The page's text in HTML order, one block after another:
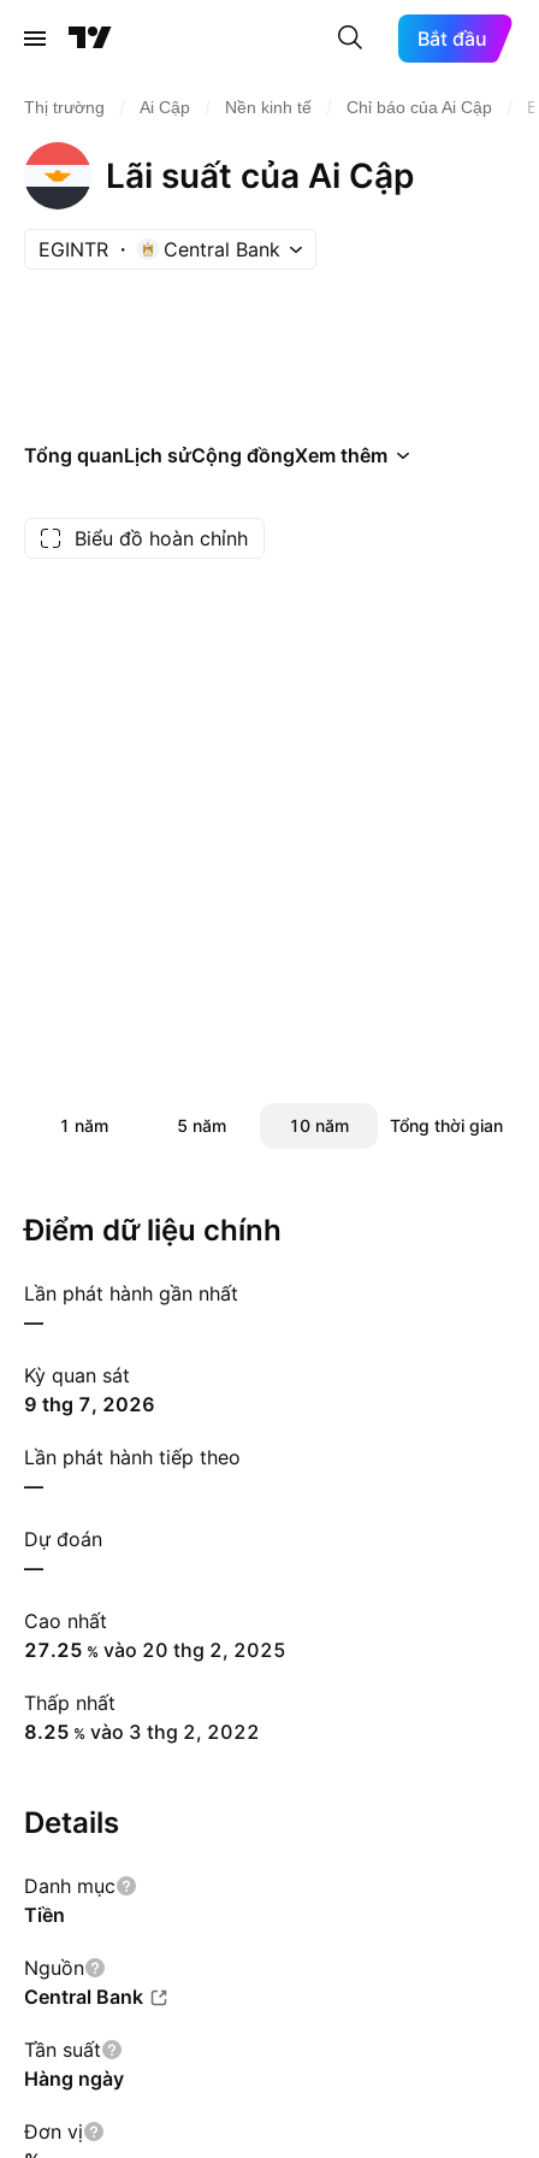
Bắt đầu
Thị trường Ai Cập Nền kinh tế Chỉ báo của Ai Cập
Lãi suất của Ai Cập
EGINTR Central Bank
Tổng quanLịch sửCộng đồngXem thêm
Biểu đồ hoàn chỉnh
1 năm 5 năm 10 năm Tổng thời gian
Điểm dữ liệu chính
Lần phát hành gần nhất
—
Kỳ quan sát
9 thg 7, 2026
Lần phát hành tiếp theo
—
Dự đoán
—
Cao nhất
27.25 % vào 20 thg 2, 2025
Thấp nhất
8.25 % vào 3 thg 2, 2022
Details
Danh mục
Tiền
Nguồn
Central Bank
Tần suất
Hàng ngày
Đơn vị